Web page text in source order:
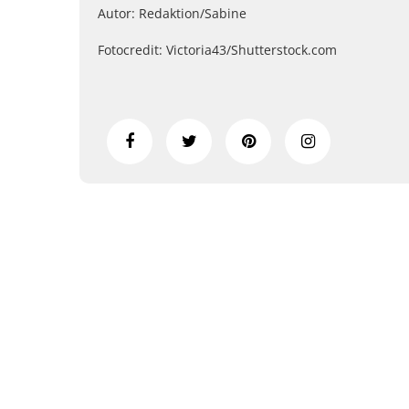
Autor: Redaktion/Sabine
Fotocredit: Victoria43/Shutterstock.com